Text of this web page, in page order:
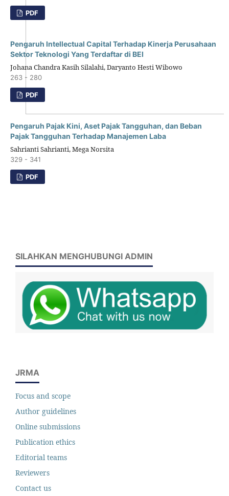
PDF
Pengaruh Intellectual Capital Terhadap Kinerja Perusahaan
Sektor Teknologi Yang Terdaftar di BEI
Johana Chandra Kasih Silalahi, Daryanto Hesti Wibowo
263 - 280
PDF
Pengaruh Pajak Kini, Aset Pajak Tangguhan, dan Beban
Pajak Tangguhan Terhadap Manajemen Laba
Sahrianti Sahrianti, Mega Norsita
329 - 341
PDF
SILAHKAN MENGHUBUNGI ADMIN
JRMA
Focus and scope
Author guidelines
Online submissions
Publication ethics
Editorial teams
Reviewers
Contact us